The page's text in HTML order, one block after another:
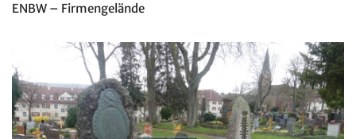
ENBW – Firmengelände